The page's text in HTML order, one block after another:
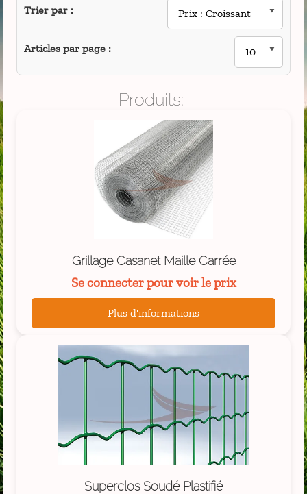
Trier par :
Articles par page :
Produits:
Grillage Casanet Maille Carrée
Se connecter pour voir le prix
Plus d'informations
Superclos Soudé Plastifié